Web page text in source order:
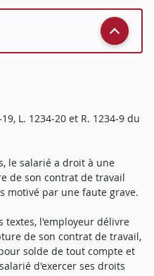
L. 1234-20 et R. 1234-9 du
le salarié a droit à une
de son contrat de travail
motivé par une faute grave.
textes, l'employeur délivre
de son contrat de travail,
solde de tout compte et
d'exercer ses droits